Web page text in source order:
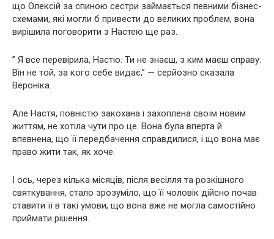
що Олексій за спиною сестри займається певними бізнес-
схемами, які могли б привести до великих проблем, вона
вирішила поговорити з Настею ще раз.
” Я все перевірила, Настю. Ти не знаєш, з ким маєш справу.
Він не той, за кого себе видає,” — серйозно сказала
Вероніка.
Але Настя, повністю закохана і захоплена своїм новим
життям, не хотіла чути про це. Вона була вперта й
впевнена, що її передбачення справдилися, і що вона має
право жити так, як хоче.
І ось, через кілька місяців, після весілля та розкішного
святкування, стало зрозуміло, що її чоловік дійсно почав
ставити її в такі умови, що вона вже не могла самостійно
приймати рішення.